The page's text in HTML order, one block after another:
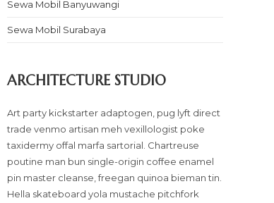
Sewa Mobil Banyuwangi
Sewa Mobil Surabaya
ARCHITECTURE STUDIO
Art party kickstarter adaptogen, pug lyft direct
trade venmo artisan meh vexillologist poke
taxidermy offal marfa sartorial. Chartreuse
poutine man bun single-origin coffee enamel
pin master cleanse, freegan quinoa bieman tin.
Hella skateboard yola mustache pitchfork